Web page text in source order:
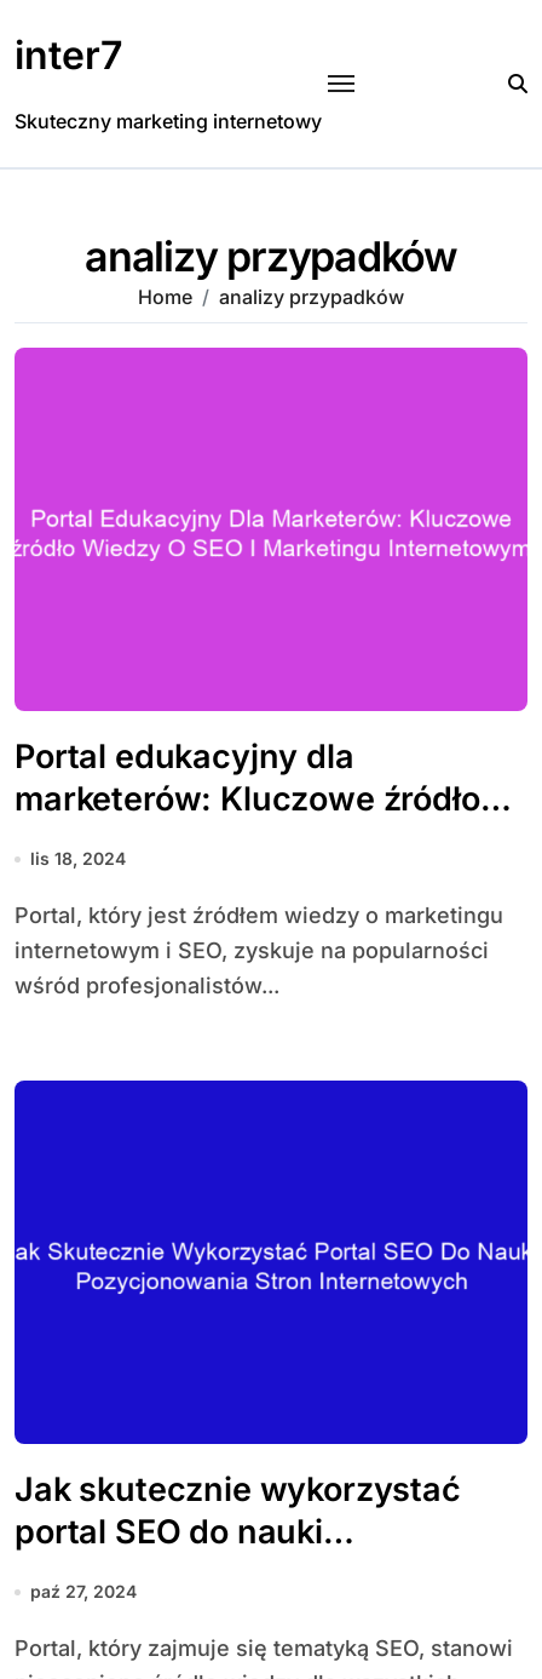
to
content
inter7
Skuteczny marketing internetowy
analizy przypadków
Home analizy przypadków
Portal edukacyjny dla
marketerów: Kluczowe źródło
wiedzy o SEO i marketingu
lis 18, 2024
Portal, który jest źródłem wiedzy o marketingu
internetowym i SEO, zyskuje na popularności
wśród profesjonalistów...
Jak skutecznie wykorzystać
portal SEO do nauki
pozycjonowania stron
paź 27, 2024
Portal, który zajmuje się tematyką SEO, stanowi